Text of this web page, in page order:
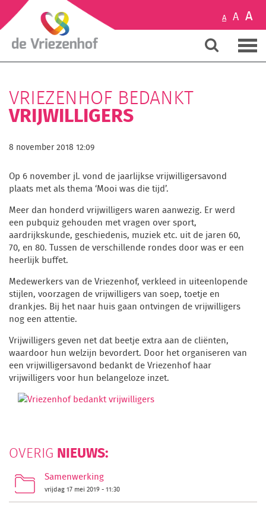
A A A
VRIEZENHOF BEDANKT
VRIJWILLIGERS
8 november 2018 12:09
Op 6 november jl. vond de jaarlijkse vrijwilligersavond
plaats met als thema ‘Mooi was die tijd’.
Meer dan honderd vrijwilligers waren aanwezig. Er werd
een pubquiz gehouden met vragen over sport,
aardrijkskunde, geschiedenis, muziek etc. uit de jaren 60,
70, en 80. Tussen de verschillende rondes door was er een
heerlijk buffet.
Medewerkers van de Vriezenhof, verkleed in uiteenlopende
stijlen, voorzagen de vrijwilligers van soep, toetje en
drankjes. Bij het naar huis gaan ontvingen de vrijwilligers
nog een attentie.
Vrijwilligers geven net dat beetje extra aan de cliënten,
waardoor hun welzijn bevordert. Door het organiseren van
een vrijwilligersavond bedankt de Vriezenhof haar
vrijwilligers voor hun belangeloze inzet.
OVERIG NIEUWS:
Samenwerking
vrijdag 17 mei 2019 - 11:30